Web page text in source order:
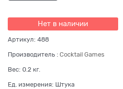
Нет в наличии
Артикул: 488
Производитель : Cocktail Games
Вес: 0.2 кг.
Ед. измерения: Штука